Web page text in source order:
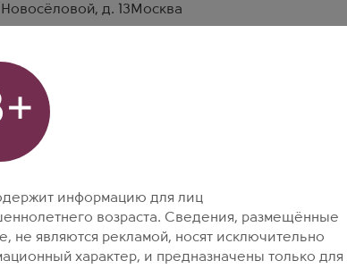
д. 13 Москва
информацию для лиц
возраста. Сведения, размещённые
не являются рекламой, носят исключительно
характер, и предназначены только для